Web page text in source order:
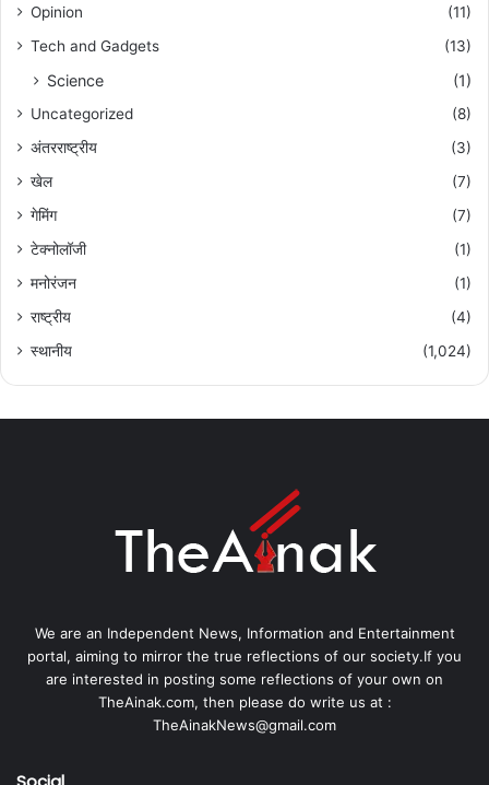
Opinion
(11)
Tech and Gadgets
(13)
Science (1)
Uncategorized
(8)
अंतरराष्ट्रीय
(3)
खेल
(7)
गेमिंग
(7)
टेक्नोलॉजी
(1)
मनोरंजन
(1)
राष्ट्रीय
(4)
स्थानीय
(1,024)
We are an Independent News, Information and Entertainment
portal, aiming to mirror the true reflections of our society.If you
are interested in posting some reflections of your own on
TheAinak.com, then please do write us at :
TheAinakNews@gmail.com